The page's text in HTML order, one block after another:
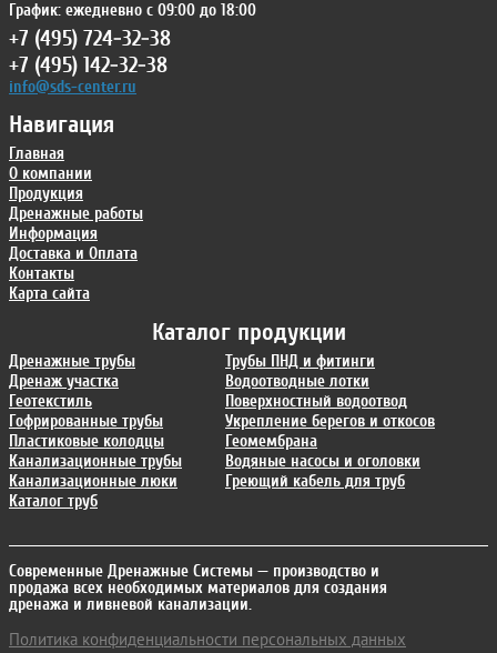
Каталог продукции
Дренажные трубы
Дренаж участка
Геотекстиль
Гофрированные трубы
Пластиковые колодцы
Канализационные трубы
Канализационные люки
Каталог труб
Трубы ПНД и фитинги
Водоотводные лотки
Поверхностный водоотвод
Укрепление берегов и откосов
Геомембрана
Водяные насосы и оголовки
Греющий кабель для труб
Навигация
Главная
О компании
Продукция
Дренажные работы
Информация
Доставка и Оплата
Контакты
Карта сайта
График: ежедневно с 09:00 до 18:00
+7 (495) 724-32-38
+7 (495) 142-32-38
info@sds-center.ru
Современные Дренажные Системы — производство и
продажа всех необходимых материалов для создания
дренажа и ливневой канализации.
Политика конфиденциальности персональных данных